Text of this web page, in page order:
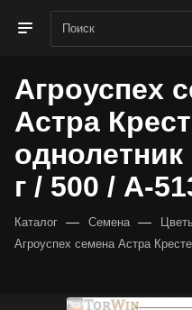
Агроуспех
Астра
г / 500 / А-
Каталог — Семена —
Агроуспех семена Астра